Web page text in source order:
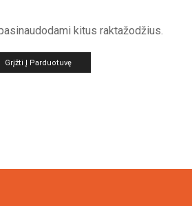
kitus raktažodžius.
Grįžti Į Parduotuvę